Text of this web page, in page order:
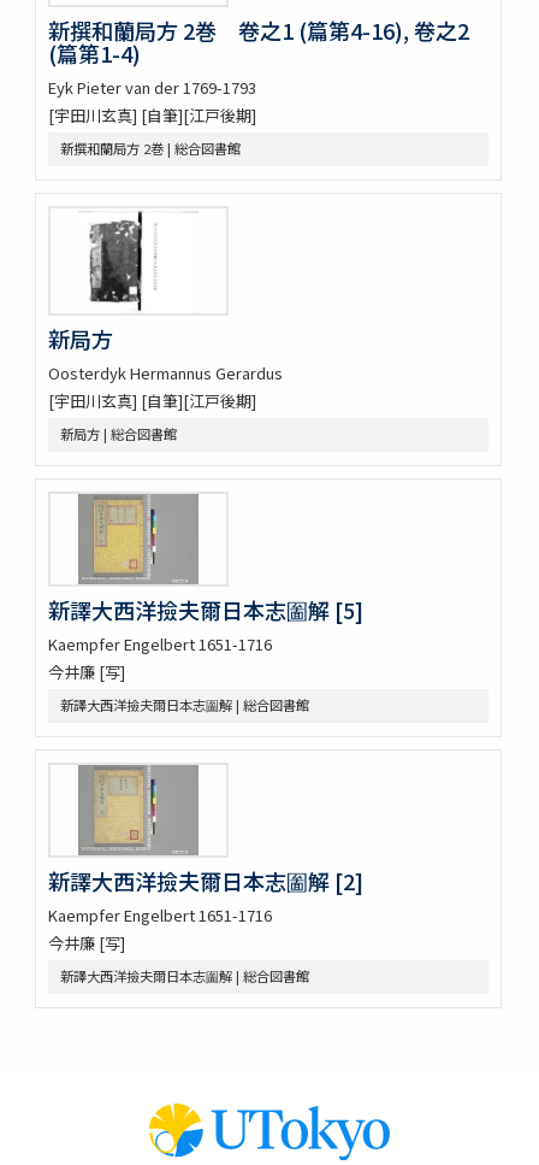
醫藏目録 1巻疹子心法1巻
鶚軒文庫藏書目録 : 醫書部
牛渚漫録續
皇朝醫叢續集
經傳醫話
獻芹録
濟生醫院記
煉霞翁年譜
近世名醫傳
戊申日記
橘黄年譜 3巻
玉機微義 50巻目録1巻
新刻蕐佗内照圖 2巻
怪疾奇方
蛔蟲論
新刻萬氏家傳廣嗣紀要 5巻
新刊外科正宗 4巻
新刊外科正宗 4巻
新刊外科正宗 4巻
新刊外科正宗 4巻(存1巻)
立齋外科發揮 8巻
唐王燾先生外臺秘要方 40巻序目1巻
外臺祕要藥品攷
景岳新方砭 4巻
景岳全書 64巻
虎列剌病論
攷正古方權量説 1巻附言1巻
梧右雜記
張景岳腫脹全書
菩鳴喥英袖珍方叢 初編2巻
雜疫纂要
雜病證治類方 8巻
産科宝凾
痧脹玉衡書 3巻後1巻
種痘新書 12巻(存9巻)
新撰和蘭局方 2巻 卷之1 (篇第4-16), 卷之2
(篇第1-4)
Eyk Pieter van der 1769-1793
[宇田川玄真] [自筆][江戸後期]
新撰和蘭局方 2巻 | 総合図書館
新局方
Oosterdyk Hermannus Gerardus
[宇田川玄真] [自筆][江戸後期]
新局方 | 総合図書館
新譯大西洋撿夫爾日本志圗解 [5]
Kaempfer Engelbert 1651-1716
今井廉 [写]
新譯大西洋撿夫爾日本志圗解 | 総合図書館
新譯大西洋撿夫爾日本志圗解 [2]
Kaempfer Engelbert 1651-1716
今井廉 [写]
新譯大西洋撿夫爾日本志圗解 | 総合図書館